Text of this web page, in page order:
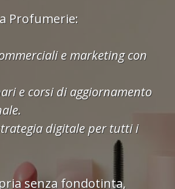
Profumerie:
e marketing con
e corsi di aggiornamento
digitale per tutti i
senza fondotinta,